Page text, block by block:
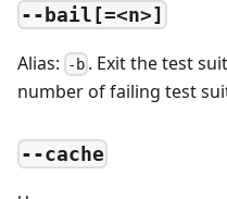
--bail[=<n>]
Alias: -b . Exit the test
number of failing test
--cache